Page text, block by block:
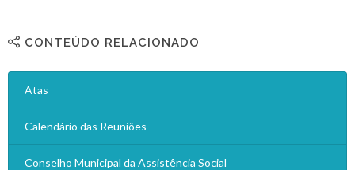
CONTEÚDO RELACIONADO
Atas
Calendário das Reuniões
Conselho Municipal da Assistência Social